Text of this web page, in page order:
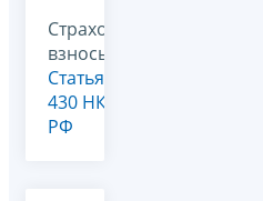
Страховые
взносы,
Статья
430 НК
РФ